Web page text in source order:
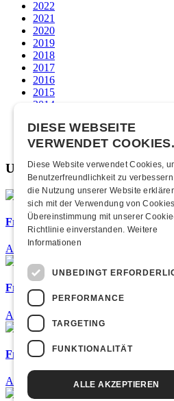
2022
2021
2020
2019
2018
2017
2016
2015
2014
2012
2011
Unsere beliebtesten
Frisch bestätigt: Nicky B Fly
Am Donnerstag, 05. November
Frisch bestätigt: 25 Jahre Elevenball
Am Samstag, 26. September 2026
Frisch bestätigt: GZUZ
Am Donnerstag, 29. Oktober 2026
DIESE WEBSEITE
VERWENDET COOKIES.
Diese Website verwendet Cookies,
Benutzerfreundlichkeit zu
die Nutzung unserer Website
sich mit der Verwendung von
Übereinstimmung mit unserer
Richtlinie einverstanden. Weitere
Informationen
UNBEDINGT
PERFORMANCE
TARGETING
FUNKTIONALITÄT
ALLE AKZEPTIEREN